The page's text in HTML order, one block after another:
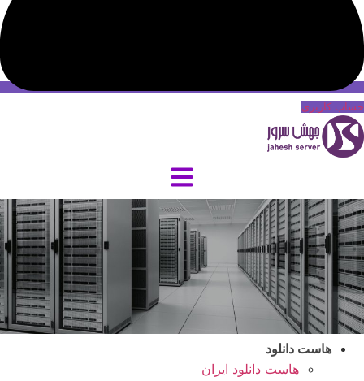
حساب کاربری
هاست دانلود
هاست دانلود ایران